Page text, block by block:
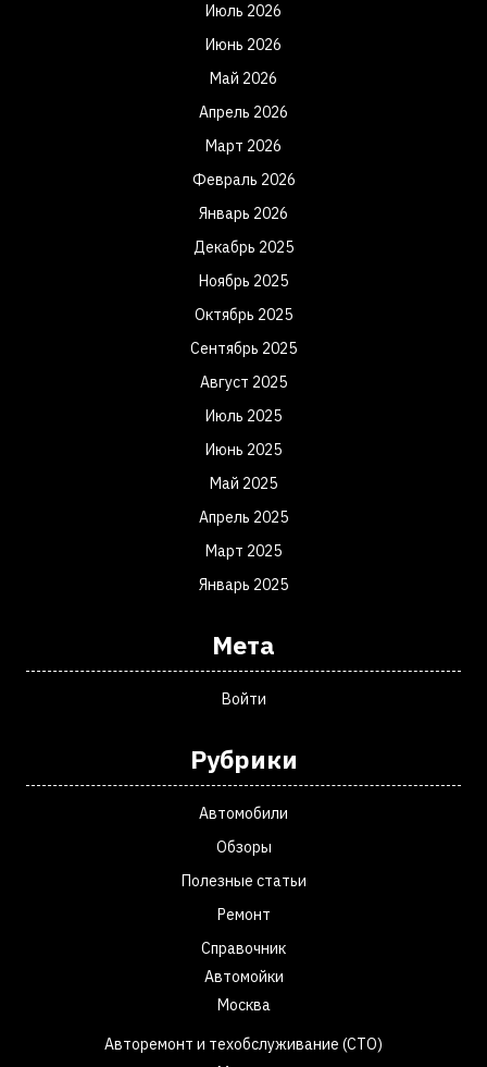
Июль 2026
Июнь 2026
Май 2026
Апрель 2026
Март 2026
Февраль 2026
Январь 2026
Декабрь 2025
Ноябрь 2025
Октябрь 2025
Сентябрь 2025
Август 2025
Июль 2025
Июнь 2025
Май 2025
Апрель 2025
Март 2025
Январь 2025
Мета
Войти
Рубрики
Автомобили
Обзоры
Полезные статьи
Ремонт
Справочник
Автомойки
Москва
Авторемонт и техобслуживание (СТО)